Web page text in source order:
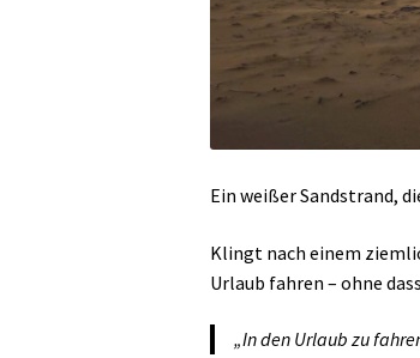
Ein weißer Sandstrand,
Klingt nach einem
Urlaub fahren – ohne
„In den Urlaub zu